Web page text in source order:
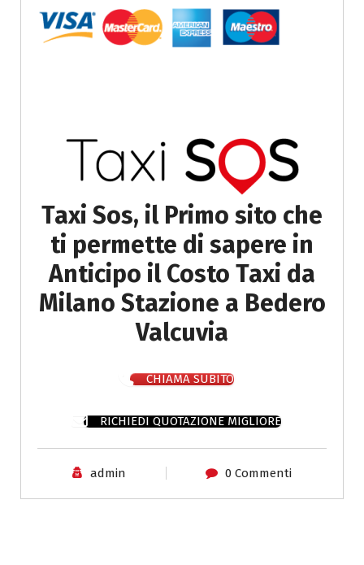
Taxi Sos, il Primo sito che
ti permette di sapere in
Anticipo il Costo Taxi da
Milano Stazione a Bedero
Valcuvia
CHIAMA SUBITO
RICHIEDI QUOTAZIONE MIGLIORE
admin 0 Commenti